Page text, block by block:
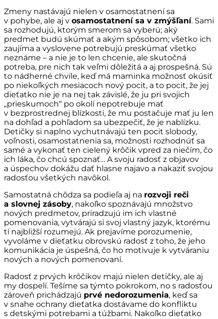
Zmeny nastávajú nielen v osamostatnení sa
v pohybe, ale aj v osamostatnení sa v zmýšľaní. Sami
sa rozhodujú, ktorým smerom sa vyberú; aký
predmet budú skúmať a akým spôsobom; všetko ich
zaujíma a vyslovene potrebujú preskúmať všetko
neznáme – a nie je to len chcenie, ale skutočná
potreba, pre nich tak veľmi dôležitá a aj prospešná. Sú
to nádherné chvíle, keď má maminka možnosť okúsiť
po niekoľkých mesiacoch nový pocit, a to pocit, že jej
dieťatko nie je na nej tak závislé, že ju pri svojich
„prieskumoch“ po okolí nepotrebuje mať
v bezprostrednej blízkosti, že mu postačuje mať ju len
na dohľad a pohľadom sa ubezpečiť, že je nablízku.
Detičky si naplno vychutnávajú ten pocit slobody,
voľnosti, osamostatnenia sa, možnosti rozhodnúť sa
samé a vykonať ten cielený krôčik vpred za niečím, čo
ich láka, čo chcú spoznať… A svoju radosť z objavov
a úspechov dokážu dať hlasne najavo a nakaziť svojou
radosťou všetkých navôkol.
Samostatná chôdza sa podieľa aj na rozvoji reči
a slovnej zásoby, nakoľko spoznávajú množstvo
nových predmetov, priradzujú im ich vlastné
pomenovania, vytvárajú si svoj vlastný jazyk, ktorému
tí najbližší rozumejú. Ak prejavíme porozumenie,
vyvoláme v dieťatku obrovskú radosť z toho, že jeho
komunikácia je úspešná, čo ho motivuje k vytváraniu
nových a nových pomenovaní.
Radosť z prvých krôčikov majú nielen detičky, ale aj
my dospelí. Tešíme sa týmto pokrokom, no s radosťou
zároveň prichádzajú prvé nedorozumenia, keď sa
v snahe ochrany dieťatka dostávame do konfliktu
s detskými potrebami a túžbami. Nakoľko dieťatko